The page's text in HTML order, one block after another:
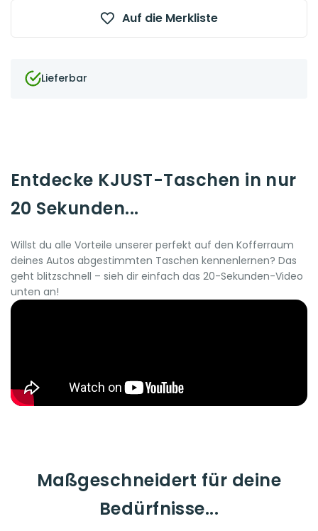
Auf die Merkliste
Lieferbar
Entdecke KJUST-Taschen in nur
20 Sekunden...
Willst du alle Vorteile unserer perfekt auf den Kofferraum
deines Autos abgestimmten Taschen kennenlernen? Das
geht blitzschnell – sieh dir einfach das 20-Sekunden-Video
unten an!
Maßgeschneidert für deine
Bedürfnisse...